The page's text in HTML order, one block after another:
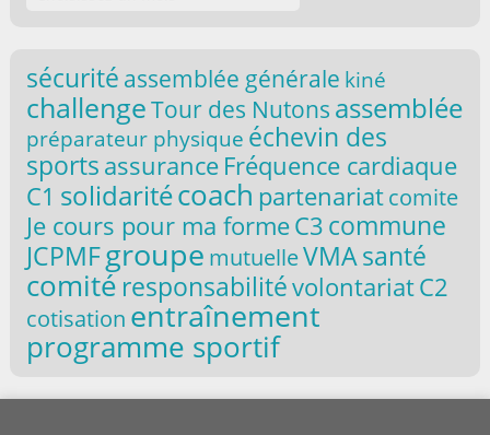
sécurité assemblée générale kiné
challengeTour des Nutons assemblée
préparateur physique échevin des
sports assurance Fréquence cardiaque
C1 solidaritécoach partenariatcomite
Je cours pour ma formeC3commune
JCPMFgroupe mutuelleVMAsanté
comité responsabilitévolontariatC2
cotisation entraînement
programme sportif